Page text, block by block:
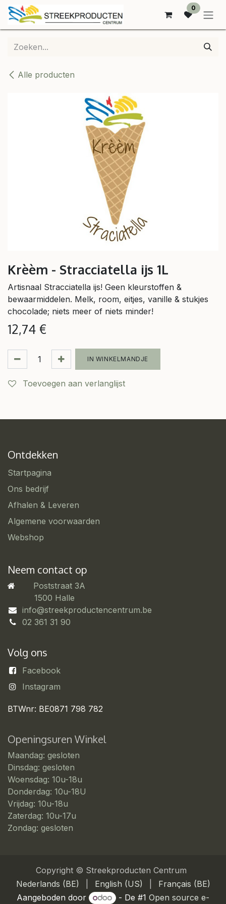
OVERSLAAN NAAR INHOUD
0
Alle producten
Krèèm - Stracciatella ijs 1L
Artisnaal Stracciatella ijs! Geen kleurstoffen &
bewaarmiddelen. Melk, room, eitjes, vanille & stukjes
chocolade; niets meer of niets minder!
12,74 €
IN WINKELMANDJE
Toevoegen aan verlanglijst
Ontdekken
Startpagina
Ons bedrijf
Afhalen & Leveren
Algemene voorwaarden
Webshop
Neem contact op
Poststraat 3A
​1500 Halle
info@streekproductencentrum.be
02 361 31 90
Volg ons
Facebook
Instagram
BTWnr: BE0871 798 782
Openingsuren Winkel
Maandag: gesloten
Dinsdag: gesloten
Woensdag: 10u-18u
Donderdag: 10u-18U
Vrijdag: 10u-18u
Zaterdag: 10u-17u
Zondag: gesloten
Copyright © Streekproducten Centrum
Nederlands (BE)
English (US)
Français (BE)
Aangeboden door
- De #1Open source e-